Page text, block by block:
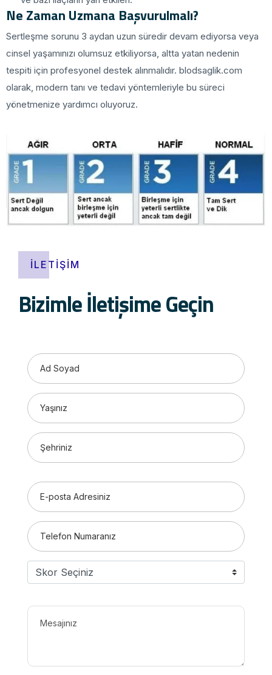
Ne Zaman Uzmana Başvurulmalı?
Sertleşme sorunu 3 aydan uzun süredir devam ediyorsa veya
cinsel yaşamınızı olumsuz etkiliyorsa, altta yatan nedenin
tespiti için profesyonel destek alınmalıdır. blodsaglik.com
olarak, modern tanı ve tedavi yöntemleriyle bu süreci
yönetmenize yardımcı oluyoruz.
İLETIŞIM
Bizimle İletişime Geçin